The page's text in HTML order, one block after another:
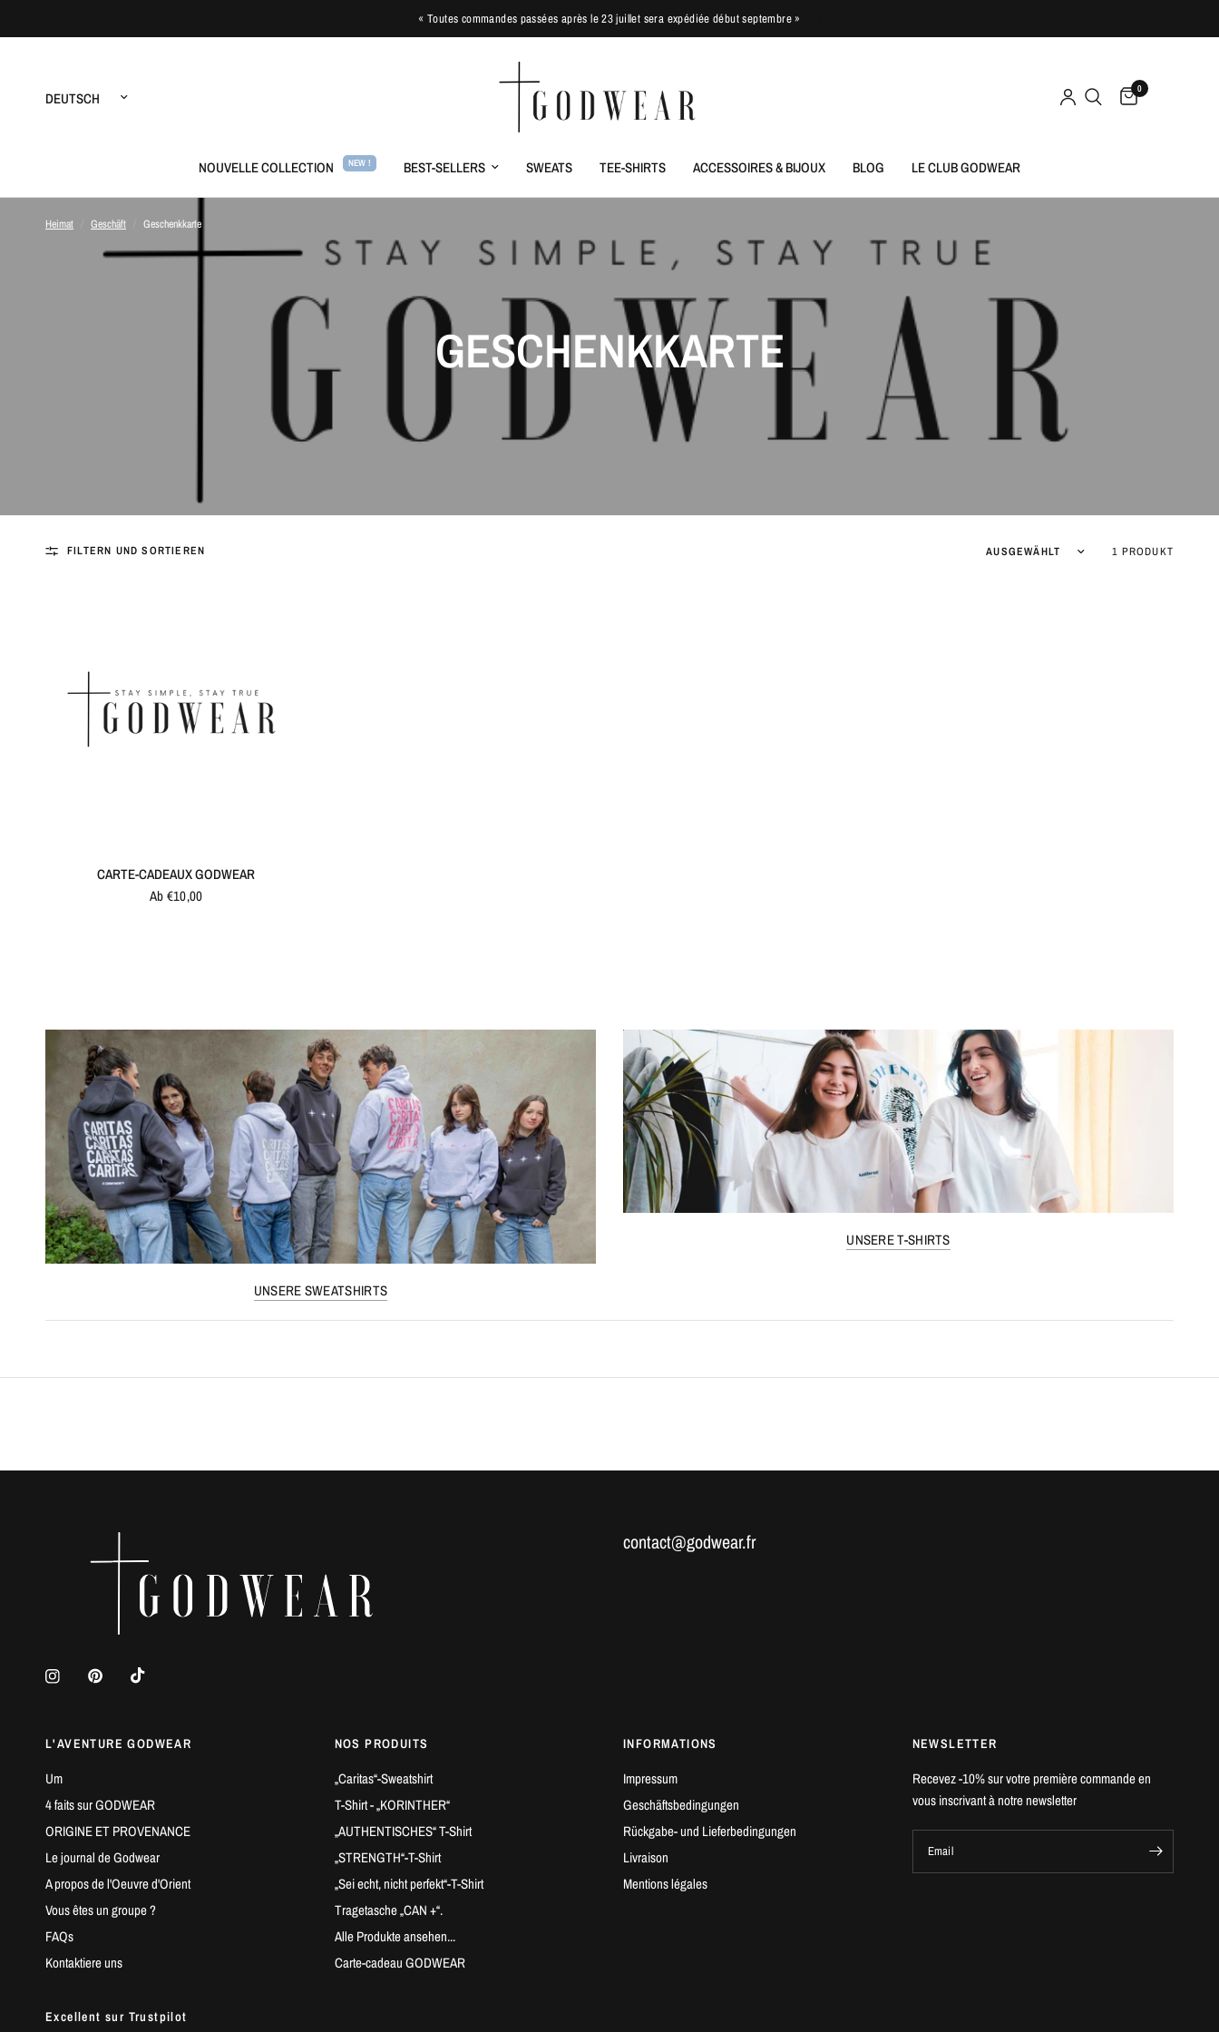
« Toutes commandes passées après le 23 juillet sera expédiée début septembre »
Land/Region
aktualisieren
0
NOUVELLE COLLECTION NEW ! BEST-SELLERS SWEATS TEE-SHIRTS ACCESSOIRES & BIJOUX BLOG LE CLUB GODWEAR
Heimat Geschäft Geschenkkarte
GESCHENKKARTE
FILTERN UND SORTIEREN Sortieren nach: 1 PRODUKT
CARTE-CADEAUX GODWEAR
Ab €10,00
UNSERE SWEATSHIRTS
UNSERE T-SHIRTS
contact@godwear.fr
L'AVENTURE GODWEAR
Um
4 faits sur GODWEAR
ORIGINE ET PROVENANCE
Le journal de Godwear
A propos de l'Oeuvre d'Orient
Vous êtes un groupe ?
FAQs
Kontaktiere uns
NOS PRODUITS
„Caritas“-Sweatshirt
T-Shirt - „KORINTHER“
„AUTHENTISCHES“ T-Shirt
„STRENGTH“-T-Shirt
„Sei echt, nicht perfekt“-T-Shirt
Tragetasche „CAN +“.
Alle Produkte ansehen...
Carte-cadeau GODWEAR
INFORMATIONS
Impressum
Geschäftsbedingungen
Rückgabe- und Lieferbedingungen
Livraison
Mentions légales
NEWSLETTER
Recevez -10% sur votre première commande en
vous inscrivant à notre newsletter
Email
Excellent sur Trustpilot